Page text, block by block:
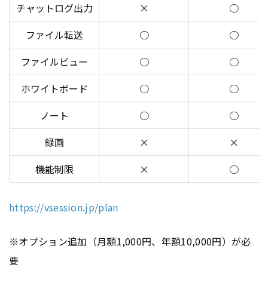
チャットログ出力
×
○
ファイル転送
○
○
ファイルビュー
○
○
ホワイトボード
○
○
ノート
○
○
録画
×
×
機能制限
× ○
https://vsession.jp/plan
※オプション追加（月額1,000円、年額10,000円）が必
要